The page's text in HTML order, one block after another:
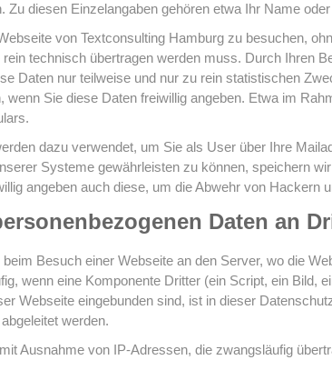
Zu diesen Einzelangaben gehören etwa Ihr Name
von Textconsulting Hamburg zu besuchen,
technisch übertragen werden muss. Durch Ihren
Daten nur teilweise und nur zu rein statistischen
wenn Sie diese Daten freiwillig angeben. Etwa im
dazu verwendet, um Sie als User über Ihre
Systeme gewährleisten zu können, speichern
angeben auch diese, um die Abwehr von Hackern
Daten an
Besuch einer Webseite an den Server, wo die
wenn eine Komponente Dritter (ein Script, ein Bild,
Webseite eingebunden sind, ist in dieser
werden.
Ausnahme von IP-Adressen, die zwangsläufig